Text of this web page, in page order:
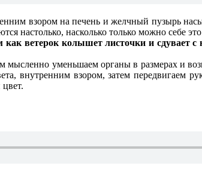
взором на печень и желчный пузырь
настолько, насколько только можно себе
ветерок колышет листочки и сдувает с
мысленно уменьшаем органы в размерах и
внутренним взором, затем передвигаем